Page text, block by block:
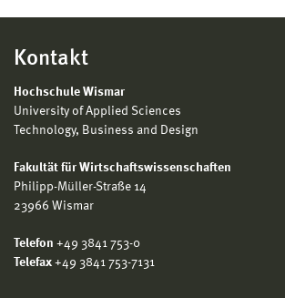
Kontakt
Hochschule Wismar
University of Applied Sciences
Technology, Business and Design
Fakultät für Wirtschaftswissenschaften
Philipp-Müller-Straße 14
23966 Wismar
Telefon +49 3841 753-0
Telefax +49 3841 753-7131